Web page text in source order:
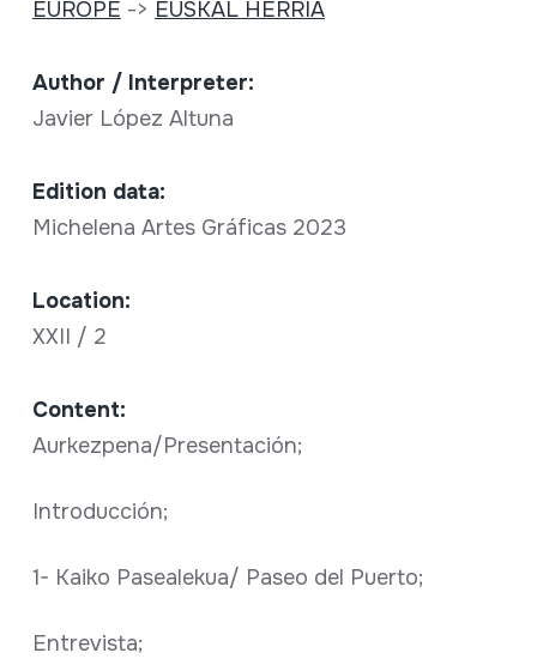
EUROPE -> EUSKAL HERRIA
Author / Interpreter:
Javier López Altuna
Edition data:
Michelena Artes Gráficas 2023
Location:
XXII / 2
Content:
Aurkezpena/Presentación;
Introducción;
1- Kaiko Pasealekua/ Paseo del Puerto;
Entrevista;